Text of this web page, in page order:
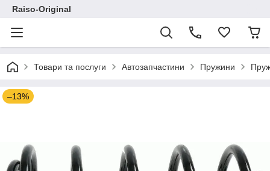
Raiso-Original
Товари та послуги Автозапчастини Пружини
–13%